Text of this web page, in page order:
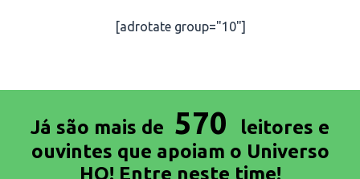
[adrotate group="10"]
Já são mais de 570
leitores e
ouvintes que apoiam o Universo
HQ! Entre neste time!